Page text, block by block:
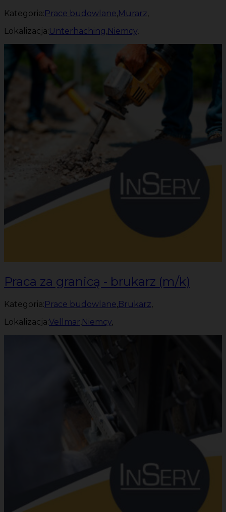
Kategoria:Prace budowlane,Murarz,
Lokalizacja:Unterhaching,Niemcy,
Praca za granicą - brukarz (m/k)
Kategoria:Prace budowlane,Brukarz,
Lokalizacja:Vellmar,Niemcy,